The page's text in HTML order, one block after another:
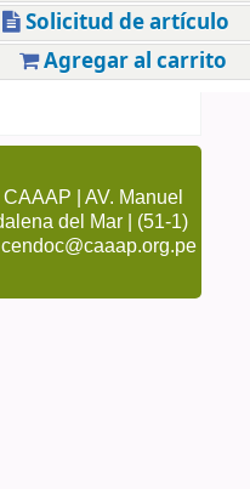
Solicitud de artículo
Agregar al carrito
| AV. Manuel
del Mar | (51-1)